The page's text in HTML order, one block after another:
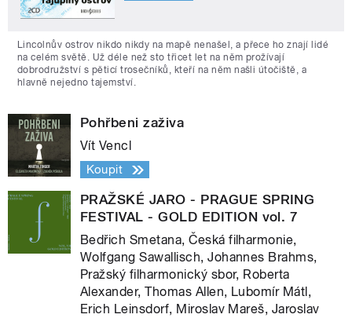
Lincolnův ostrov nikdo nikdy na mapě nenašel, a přece ho znají lidé
na celém světě. Už déle než sto třicet let na něm prožívají
dobrodružství s pěticí trosečníků, kteří na něm našli útočiště, a
hlavně nejedno tajemství.
Pohřbeni zaživa
Vít Vencl
Koupit
PRAŽSKÉ JARO - PRAGUE SPRING
FESTIVAL - GOLD EDITION vol. 7
Bedřich Smetana, Česká filharmonie,
Wolfgang Sawallisch, Johannes Brahms,
Pražský filharmonický sbor, Roberta
Alexander, Thomas Allen, Lubomír Mátl,
Erich Leinsdorf, Miroslav Mareš, Jaroslav